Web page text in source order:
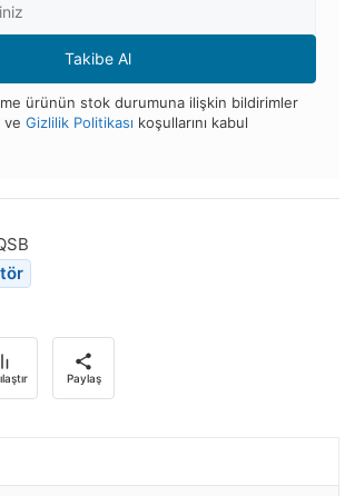
Takibe Al
ürünün stok durumuna ilişkin bildirimler
ve Gizlilik Politikası koşullarını kabul
Paylaş